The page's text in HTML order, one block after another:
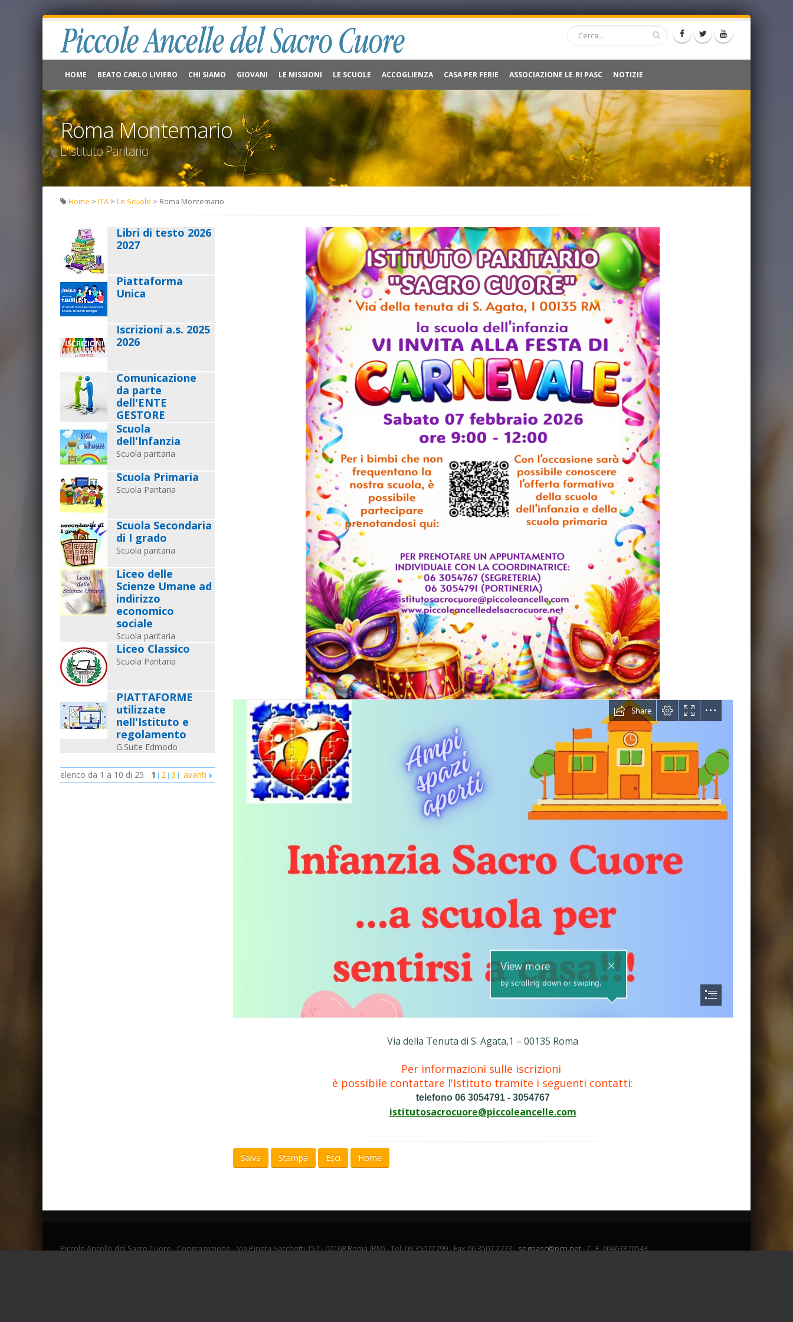
HOME BEATO CARLO LIVIERO CHI SIAMO GIOVANI LE MISSIONI LE SCUOLE ACCOGLIENZA CASA PER FERIE ASSOCIAZIONE LE.RI PASC NOTIZIE
Roma Montemario
L'Istituto Paritario
Home > ITA > Le Scuole > Roma Montemario
Libri di testo 2026
2027
Piattaforma
Unica
Iscrizioni a.s. 2025
2026
Comunicazione
da parte
dell'ENTE
GESTORE
Scuola
dell'Infanzia
Scuola paritaria
Scuola Primaria
Scuola Paritaria
Scuola Secondaria
di I grado
Scuola paritaria
Liceo delle
Scienze Umane ad
indirizzo
economico
sociale
Scuola paritaria
Liceo Classico
Scuola Paritaria
PIATTAFORME
utilizzate
nell'Istituto e
regolamento
G.Suite Edmodo
elenco da 1 a 10 di 25 1 2 3 avanti
Via della Tenuta di S. Agata,1 – 00135 Roma
Per informazioni sulle iscrizioni
è possibile contattare l'Istituto tramite i seguenti contatti:
telefono 06 3054791 - 3054767
istitutosacrocuore@piccoleancelle.com
Salva Stampa Esci Home
Piccole Ancelle del Sacro Cuore - Congragazione - Via Pineta Sacchetti 157 - 00168 Roma (RM) - Tel. 06 35072799 - Fax 06 3507 2773 -segpasc@pcn.net- C. F. 00463870543